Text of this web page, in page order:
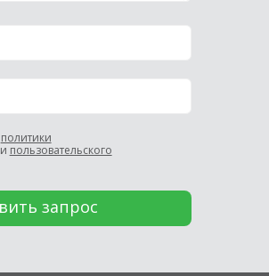
политики
и пользовательского